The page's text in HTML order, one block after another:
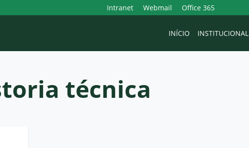
Intranet Webmail Office 365
INÍCIO INSTITUCIONAL
técnica